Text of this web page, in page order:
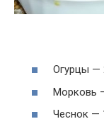
Огурцы —
Морковь
Чеснок —